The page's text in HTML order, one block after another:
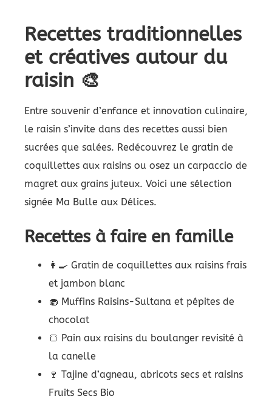
Recettes traditionnelles
et créatives autour du
raisin 🎨
Entre souvenir d’enfance et innovation culinaire,
le raisin s’invite dans des recettes aussi bien
sucrées que salées. Redécouvrez le gratin de
coquillettes aux raisins ou osez un carpaccio de
magret aux grains juteux. Voici une sélection
signée Ma Bulle aux Délices.
Recettes à faire en famille
👩‍🍳 Gratin de coquillettes aux raisins frais
et jambon blanc
🧁 Muffins Raisins-Sultana et pépites de
chocolat
🍞 Pain aux raisins du boulanger revisité à
la canelle
🍷 Tajine d’agneau, abricots secs et raisins
Fruits Secs Bio